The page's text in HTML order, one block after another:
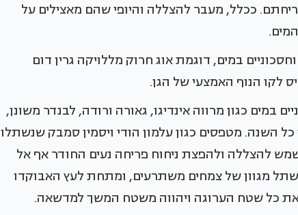
ככלל, מעבר להצללה והיופי שהם מאצילים על
במים, דוגמת אוג חרוק מללויקה גרין דום
לקו הנוף האמצעי של הגן.
כגון מרווה אינדיגו, גאורה ורודה, לבנדר משונן,
השנה. מטפסים כגון עלמון הודי ויסמין סמבק שנשתלו
להצללה ולהפצת ניחוח פריחה נעים החודר אף אל
מגוון של צמחים משתרעים, ומתחת לעץ האבוקדו
כל שטח הערוגה ויהווה משטח המשך למדשאה.